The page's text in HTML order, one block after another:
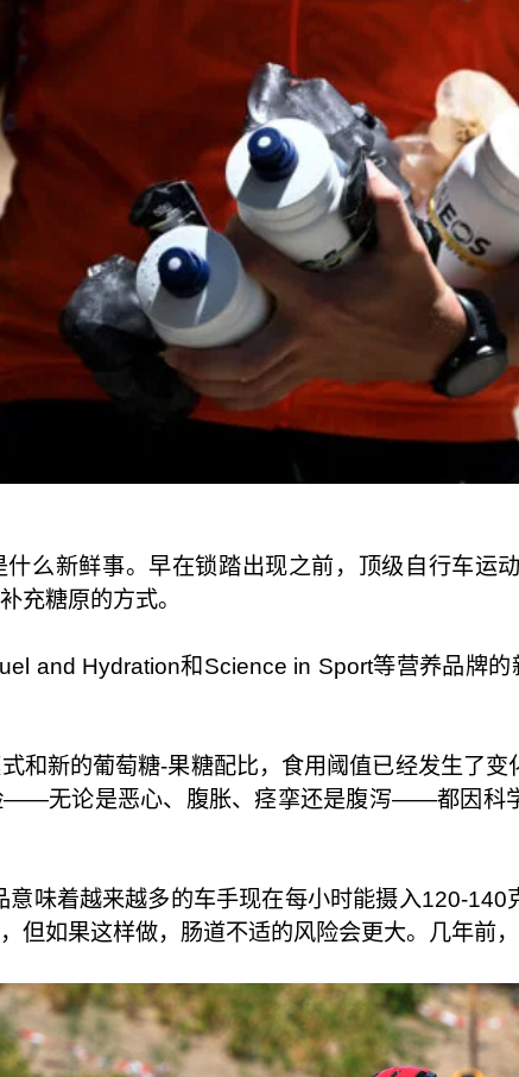
么新鲜事。早在锁踏出现之前，顶级自行车运
充糖原的方式。
and Hydration和Science in Sport等营养品牌
和新的葡萄糖-果糖配比，食用阈值已经发生了
——无论是恶心、腹胀、痉挛还是腹泻——都因科
味着越来越多的车手现在每小时能摄入120-140
但如果这样做，肠道不适的风险会更大。几年前